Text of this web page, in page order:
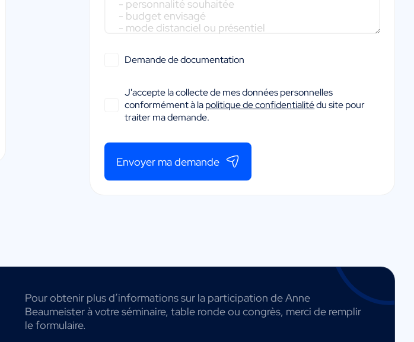
Demande de documentation
J'accepte la collecte de mes données personnelles
conformément à lapolitique de confidentialitédu site pour
traiter ma demande.
Envoyer ma demande
Pour obtenir plus d’informations sur la participation de Anne
Beaumeister à votre séminaire, table ronde ou congrès, merci de remplir
le formulaire.